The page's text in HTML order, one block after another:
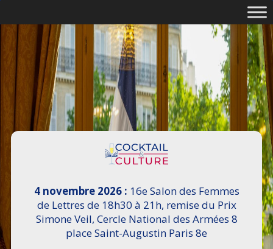
4 novembre 2026 : 16e Salon des Femmes
de Lettres de 18h30 à 21h, remise du Prix
Simone Veil, Cercle National des Armées 8
place Saint-Augustin Paris 8e